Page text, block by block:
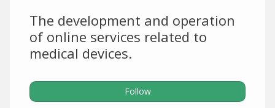
The development and operation
of online services related to
medical devices.
Follow